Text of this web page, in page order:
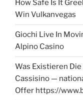
How Safe Is It
Win Vulkanvegas
Giochi Live In
Alpino Casino
Was Existieren
Cassisino —
Offer https://